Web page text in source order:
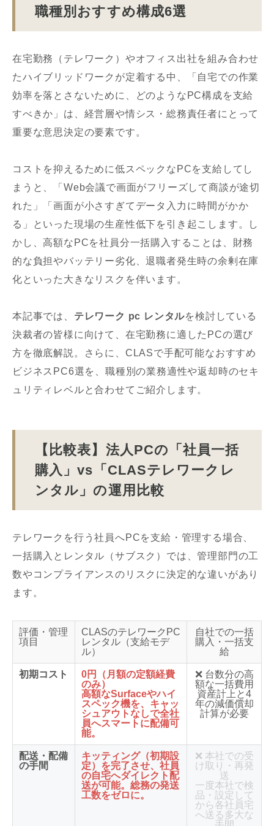
職種別おすすめ構成6選
在宅勤務（テレワーク）やオフィス出社を組み合わせ
たハイブリッドワークが定着する中、「自宅での作業
効率を落とさないために、どのようなPC構成を支給
すべきか」は、経営層や情シス・総務責任者にとって
重要な意思決定の要素です。
コストを抑えるために低スペックなPCを支給してし
まうと、「Web会議で画面がフリーズして商談が途切
れた」「画面が小さすぎてデータ入力に時間がかか
る」といった現場の生産性低下を引き起こします。し
かし、高額なPCを社員分一括購入することは、財務
的な負担やバッテリー劣化、退職者発生時の余剰在庫
化といった大きなリスクを伴います。
本記事では、 テレワーク pc レンタルを検討している
決裁者の皆様に向けて、在宅勤務に適したPCの選び
方を徹底解説。さらに、CLASで手配可能なおすすめ
ビジネスPC6選を、職種別の業務適性や返却時のセキ
ュリティレベルと合わせてご紹介します。
【比較表】法人PCの「社員一括
購入」vs「CLASテレワークレ
ンタル」の運用比較
テレワークを行う社員へPCを支給・管理する場合、
一括購入とレンタル（サブスク）では、管理部門の工
数やコンプライアンスのリスクに決定的な違いがあり
ます。
評価・管理
項目
CLASのテレワークPC
レンタル（支給モデ
ル）
自社での一括
購入・一括支
給
初期コスト
0円（月額の定額経費
のみ）
高額なSurfaceやハイ
スペック機を、キャッ
シュアウトなしで全社
員へスマートに配備可
能。
❌ 台数分の高
額な一括費用
資産計上と4
年の減価償却
計算が必要
配送・配備
の手間
キッティング（初期設
定）を完了させ、 社員
の自宅へダイレクト配
送が可能。総務の発送
工数をゼロに。
❌ 本社での受
け取り・再発
送
一度本社で検
品・設定して
から各社員宅
へ送る多大な